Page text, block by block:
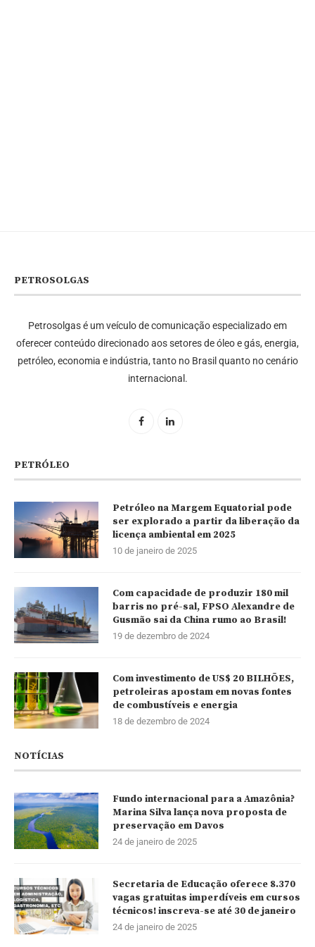
PETROSOLGAS
Petrosolgas é um veículo de comunicação especializado em
oferecer conteúdo direcionado aos setores de óleo e gás, energia,
petróleo, economia e indústria, tanto no Brasil quanto no cenário
internacional.
PETRÓLEO
Petróleo na Margem Equatorial pode
ser explorado a partir da liberação da
licença ambiental em 2025
10 de janeiro de 2025
Com capacidade de produzir 180 mil
barris no pré-sal, FPSO Alexandre de
Gusmão sai da China rumo ao Brasil!
19 de dezembro de 2024
Com investimento de US$ 20 BILHÕES,
petroleiras apostam em novas fontes
de combustíveis e energia
18 de dezembro de 2024
NOTÍCIAS
Fundo internacional para a Amazônia?
Marina Silva lança nova proposta de
preservação em Davos
24 de janeiro de 2025
Secretaria de Educação oferece 8.370
vagas gratuitas imperdíveis em cursos
técnicos! inscreva-se até 30 de janeiro
24 de janeiro de 2025